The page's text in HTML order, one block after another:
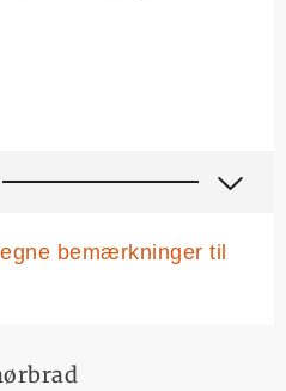
bemærkninger til